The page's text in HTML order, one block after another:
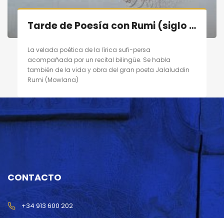
Tarde de Poesía con Rumi (siglo XIII) en Madrid el 10/09/11
La velada poética de la lírica sufi-persa
acompañada por un recital bilingüe. Se habla
también de la vida y obra del gran poeta Jalaluddin
Rumi (Mowlana)
CONTACTO
+34 913 600 202